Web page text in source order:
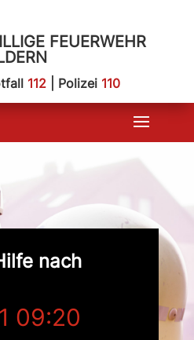
FEUERWEHR
112| Polizei 110
nach
09:20